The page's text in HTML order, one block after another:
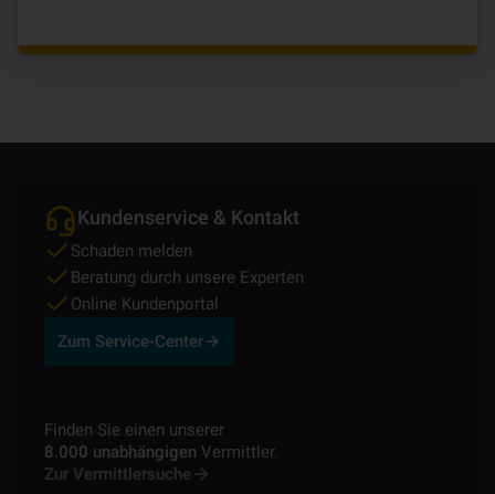
Kundenservice & Kontakt
Schaden melden
Beratung durch unsere Experten
Online Kundenportal
Zum Service-Center
Finden Sie einen unserer
8.000 unabhängigen Vermittler.
Zur Vermittlersuche